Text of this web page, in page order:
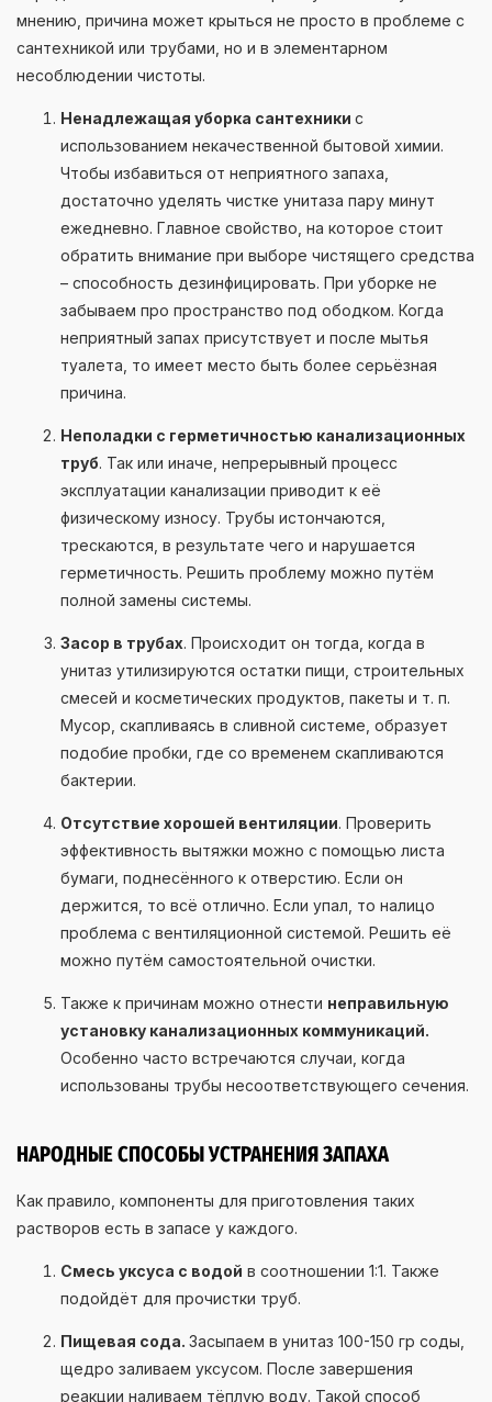
мнению, причина может крыться не просто в проблеме с
сантехникой или трубами, но и в элементарном
несоблюдении чистоты.
Ненадлежащая уборка сантехники с
использованием некачественной бытовой химии.
Чтобы избавиться от неприятного запаха,
достаточно уделять чистке унитаза пару минут
ежедневно. Главное свойство, на которое стоит
обратить внимание при выборе чистящего средства
– способность дезинфицировать. При уборке не
забываем про пространство под ободком. Когда
неприятный запах присутствует и после мытья
туалета, то имеет место быть более серьёзная
причина.
Неполадки с герметичностью канализационных
труб. Так или иначе, непрерывный процесс
эксплуатации канализации приводит к её
физическому износу. Трубы истончаются,
трескаются, в результате чего и нарушается
герметичность. Решить проблему можно путём
полной замены системы.
Засор в трубах. Происходит он тогда, когда в
унитаз утилизируются остатки пищи, строительных
смесей и косметических продуктов, пакеты и т. п.
Мусор, скапливаясь в сливной системе, образует
подобие пробки, где со временем скапливаются
бактерии.
Отсутствие хорошей вентиляции. Проверить
эффективность вытяжки можно с помощью листа
бумаги, поднесённого к отверстию. Если он
держится, то всё отлично. Если упал, то налицо
проблема с вентиляционной системой. Решить её
можно путём самостоятельной очистки.
Также к причинам можно отнести неправильную
установку канализационных коммуникаций.
Особенно часто встречаются случаи, когда
использованы трубы несоответствующего сечения.
НАРОДНЫЕ СПОСОБЫ УСТРАНЕНИЯ ЗАПАХА
Как правило, компоненты для приготовления таких
растворов есть в запасе у каждого.
Смесь уксуса с водой в соотношении 1:1. Также
подойдёт для прочистки труб.
Пищевая сода. Засыпаем в унитаз 100-150 гр соды,
щедро заливаем уксусом. После завершения
реакции наливаем тёплую воду. Такой способ